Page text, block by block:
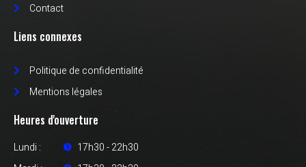
Contact
Liens connexes
Politique de confidentialité
Mentions légales
Heures d'ouverture
Lundi :
17h30 - 22h30